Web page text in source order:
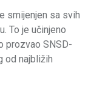
smijenjen sa svih
To je učinjeno
prozvao SNSD-
od najbližih